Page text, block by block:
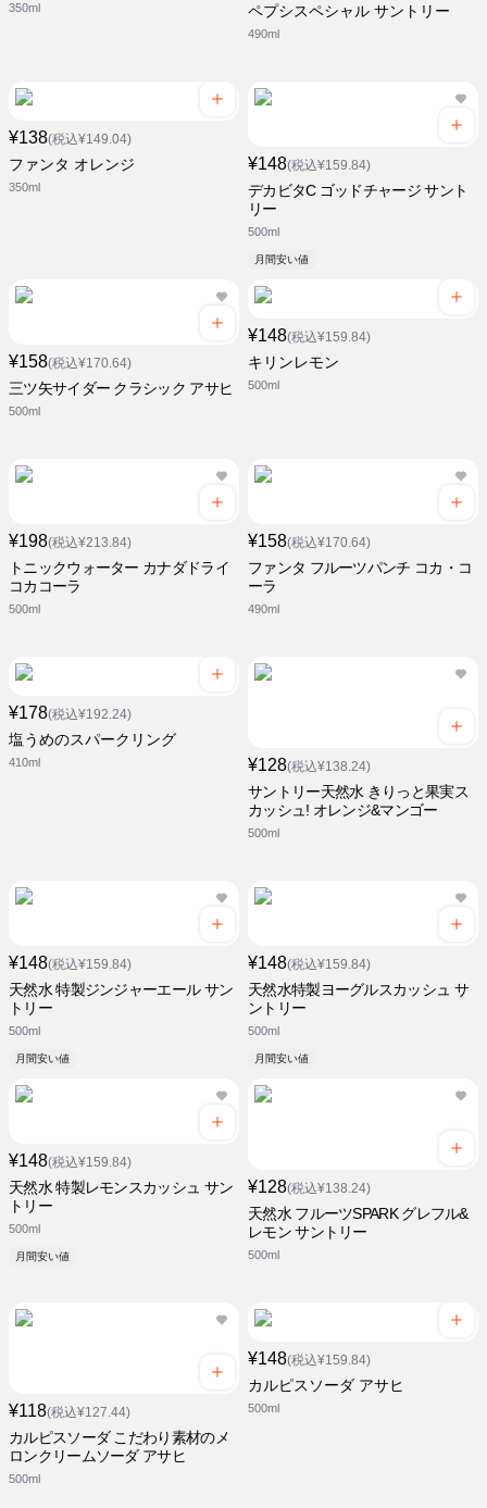
350ml ペプシスペシャル サントリー
490ml
¥138(税込¥149.04)
ファンタ オレンジ
350ml
¥148(税込¥159.84)
デカビタC ゴッドチャージ サント
リー
500ml
月間安い値
¥158(税込¥170.64)
三ツ矢サイダー クラシック アサヒ
500ml
¥148(税込¥159.84)
キリンレモン
500ml
¥198(税込¥213.84)
トニックウォーター カナダドライ
コカコーラ
500ml
¥158(税込¥170.64)
ファンタ フルーツパンチ コカ・コ
ーラ
490ml
¥178(税込¥192.24)
塩うめのスパークリング
410ml ¥128(税込¥138.24)
サントリー天然水 きりっと果実ス
カッシュ! オレンジ&マンゴー
500ml
¥148(税込¥159.84)
天然水 特製ジンジャーエール サン
トリー
500ml
月間安い値
¥148(税込¥159.84)
天然水特製ヨーグルスカッシュ サ
ントリー
500ml
月間安い値
¥148(税込¥159.84)
天然水 特製レモンスカッシュ サン
トリー
500ml
月間安い値
¥128(税込¥138.24)
天然水 フルーツSPARK グレフル&
レモン サントリー
500ml
¥118(税込¥127.44)
カルピスソーダ こだわり素材のメ
ロンクリームソーダ アサヒ
500ml
¥148(税込¥159.84)
カルピスソーダ アサヒ
500ml